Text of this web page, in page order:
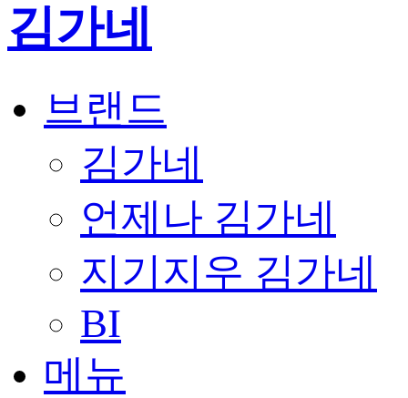
김가네
브랜드
김가네
언제나 김가네
지기지우 김가네
BI
메뉴